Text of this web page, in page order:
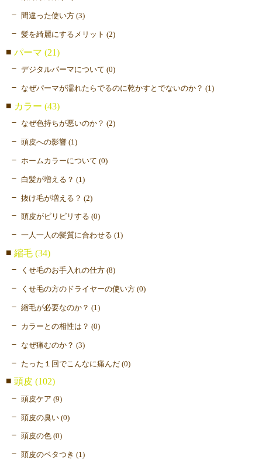
間違った使い方 (3)
髪を綺麗にするメリット (2)
パーマ (21)
デジタルパーマについて (0)
なぜパーマが濡れたらでるのに乾かすとでないのか？ (1)
カラー (43)
なぜ色持ちが悪いのか？ (2)
頭皮への影響 (1)
ホームカラーについて (0)
白髪が増える？ (1)
抜け毛が増える？ (2)
頭皮がピリピリする (0)
一人一人の髪質に合わせる (1)
縮毛 (34)
くせ毛のお手入れの仕方 (8)
くせ毛の方のドライヤーの使い方 (0)
縮毛が必要なのか？ (1)
カラーとの相性は？ (0)
なぜ痛むのか？ (3)
たった１回でこんなに痛んだ (0)
頭皮 (102)
頭皮ケア (9)
頭皮の臭い (0)
頭皮の色 (0)
頭皮のベタつき (1)